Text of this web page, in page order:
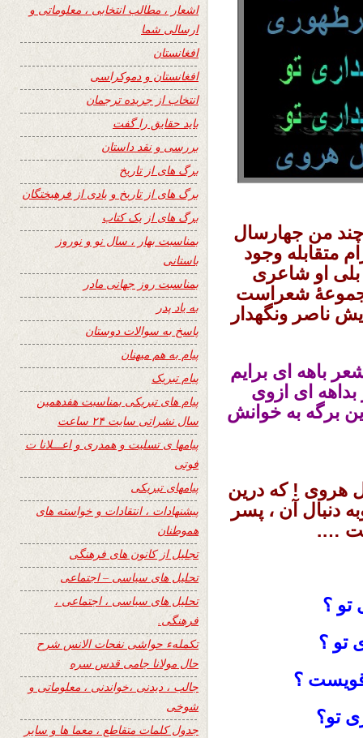
من جهارسال
متقابله وجود
بلی او شاعری
شعراست
ناصر ونگهدار
باهه ای برایم
ای ازوی
برگه به خوانش
هروی ! که درین
دنبال آن ، پسر
….
تو ؟
تو ؟
؟
تو؟
اشعار ، مطالب انتخابی ، معلوماتی و
ارسالی شما
افغانستان
افغانستان و دموکراسی
انتخاب از جریده ترجمان
باید حقایق را گفت
بررسی و نقد داستان
برگ های از تاریخ
برگ های از تاریخ و یادی از فرهیختگان
برگ های از یک کتاب
بمناسبت بهار ، سال نو و نوروز
باستانی
بمناسبت روز جهانی مادر
به یاد پدر
پاسخ به سوالات دوستان
پیام به هم میهنان
پیام تبریک
پیام های تبریکی بمناسبت هفدهمین
سال نشراتی سایت ۲۴ ساعت
پیامها ی تسلیت و همدری و اعـــلانا ت
فوتی
پیامهای تبریکی
پیشنهادات ، انتقادات و خواسته های
هموطنان
تجلیل از کانون های فرهنگی
تحلیل های سیاسی – اجتماعی
تحلیل های سیاسی ، اجتماعی ،
فرهنگی.
تکملهء حواشی نفحات الانس شرح
حال مولانا جامی قدس سره
جالب ، دیدنی ،خواندنی ، معلوماتی و
شوخی
جدول کلمات متقاطع ، معما ها و سایر